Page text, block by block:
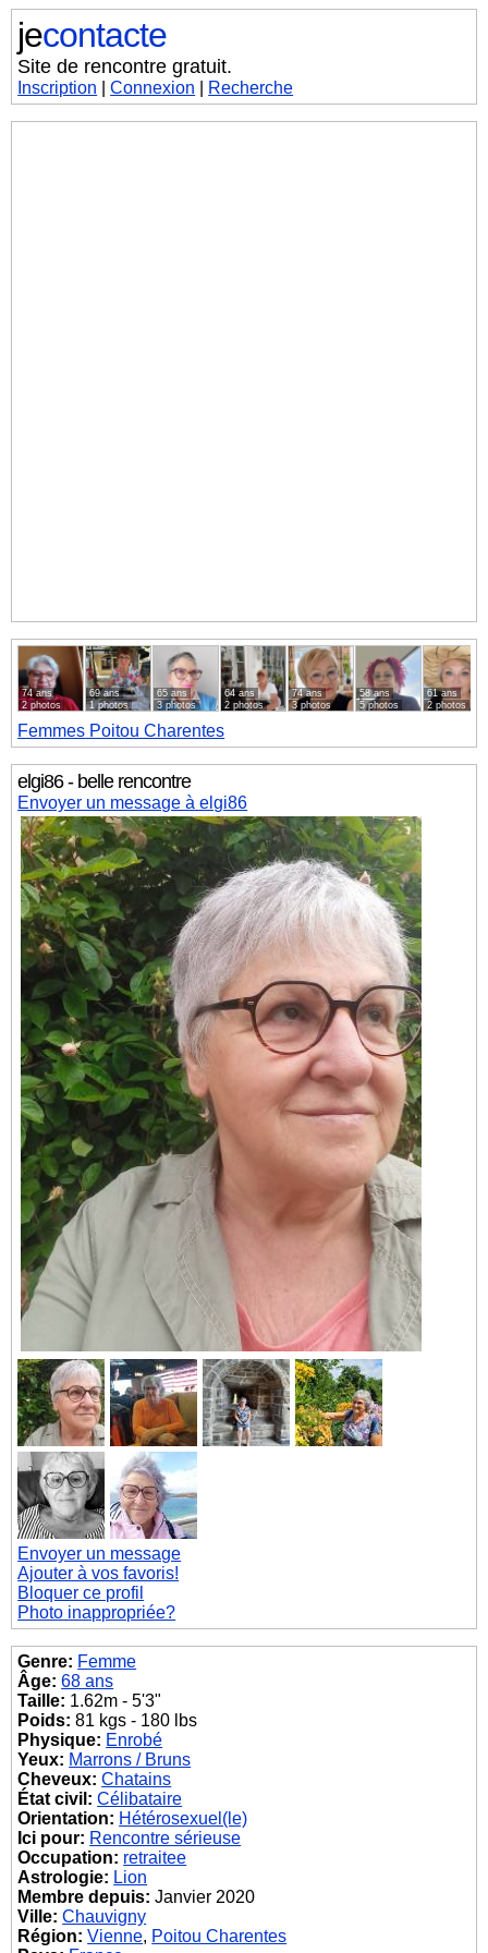
jecontacte
Site de rencontre gratuit.
Inscription |Connexion Recherche
74 ans
2 photos
69 ans
1 photos
65 ans
3 photos
64 ans
2 photos
74 ans
3 photos
58 ans
5 photos
61 ans
2 photos
Femmes Poitou Charentes
elgi86 - belle rencontre
Envoyer un message à elgi86
Envoyer un message
Ajouter à vos favoris!
Bloquer ce profil
Photo inappropriée?
Genre: Femme
Âge: 68 ans
Taille: 1.62m - 5'3"
Poids: 81 kgs - 180 lbs
Physique: Enrobé
Yeux: Marrons / Bruns
Cheveux: Chatains
État civil: Célibataire
Orientation: Hétérosexuel(le)
Ici pour: Rencontre sérieuse
Occupation: retraitee
Astrologie: Lion
Membre depuis: Janvier 2020
Ville: Chauvigny
Région: Vienne, Poitou Charentes